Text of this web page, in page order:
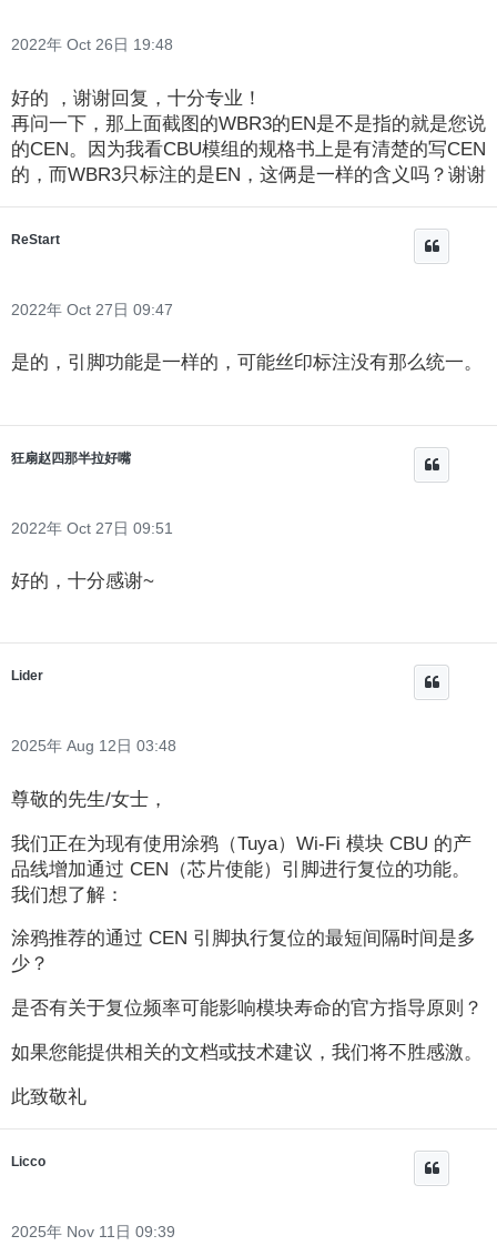
2022年 Oct 26日 19:48
好的 ，谢谢回复，十分专业！
再问一下，那上面截图的WBR3的EN是不是指的就是您说
的CEN。因为我看CBU模组的规格书上是有清楚的写CEN
的，而WBR3只标注的是EN，这俩是一样的含义吗？谢谢
ReStart
2022年 Oct 27日 09:47
是的，引脚功能是一样的，可能丝印标注没有那么统一。
狂扇赵四那半拉好嘴
2022年 Oct 27日 09:51
好的，十分感谢~
Lider
2025年 Aug 12日 03:48
尊敬的先生/女士，
我们正在为现有使用涂鸦（Tuya）Wi-Fi 模块 CBU 的产
品线增加通过 CEN（芯片使能）引脚进行复位的功能。
我们想了解：
涂鸦推荐的通过 CEN 引脚执行复位的最短间隔时间是多
少？
是否有关于复位频率可能影响模块寿命的官方指导原则？
如果您能提供相关的文档或技术建议，我们将不胜感激。
此致敬礼
Licco
2025年 Nov 11日 09:39